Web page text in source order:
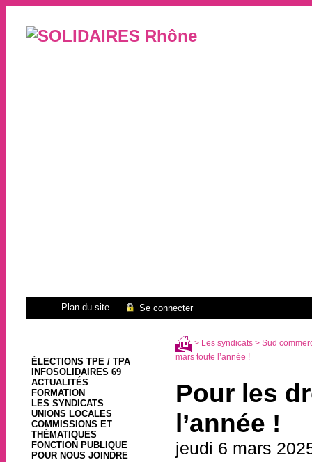
Plan du site Se connecter
ÉLECTIONS TPE / TPA
INFOSOLIDAIRES 69
ACTUALITÉS
FORMATION
LES SYNDICATS
UNIONS LOCALES
COMMISSIONS ET
THÉMATIQUES
FONCTION PUBLIQUE
POUR NOUS JOINDRE
> Les syndicats> Sud
mars toute l’année !
Pour les
l’année !
jeudi 6 mars